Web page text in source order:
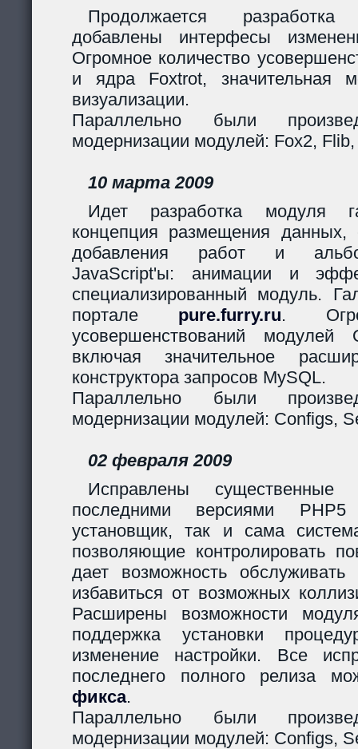
Продолжается
добавлены интерфесы
Огромное количество
и ядра Foxtrot, значительная
визуализации.
Параллельно были
модернизации модулей: Fox2,
10 марта 2009
Идет разработка модуля
концепция размещения данных,
добавления работ и
JavaScript'ы: анимации и
специализированный модуль.
портале pure.furry.ru.
усовершенствований
включая значительное
конструктора запросов MySQL.
Параллельно были
модернизации модулей: Configs,
02 февраля 2009
Исправлены существенные
последними версиями
установщик, так и сама
позволяющие контролировать
дает возможность
избавиться от возможных
Расширены возможности
поддержка установки
изменение настройки. Все
последнего полного релиза
фикса.
Параллельно были
модернизации модулей: Configs,